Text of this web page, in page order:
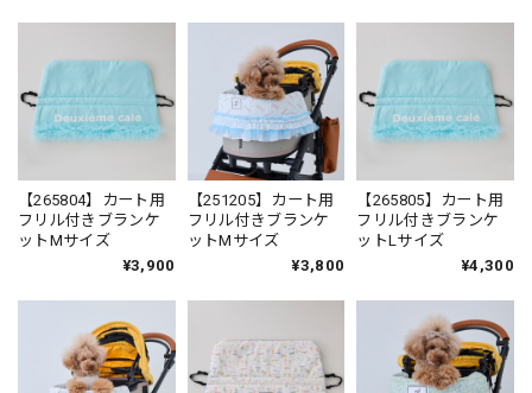
【265804】カート用
フリル付きブランケ
ットMサイズ
¥3,900
【251205】カート用
フリル付きブランケ
ットMサイズ
¥3,800
【265805】カート用
フリル付きブランケ
ットLサイズ
¥4,300